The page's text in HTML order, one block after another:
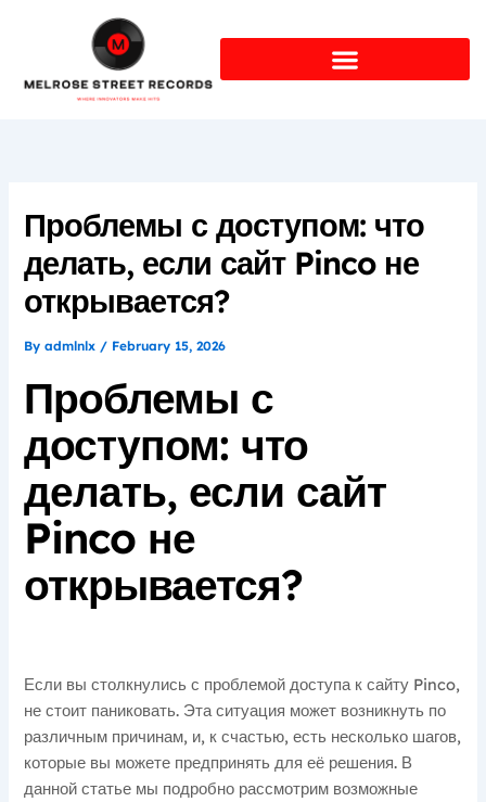
Проблемы с доступом: что
делать, если сайт Pinco не
открывается?
Byadmlnlx / February 15, 2026
Проблемы с
доступом: что
делать, если сайт
Pinco не
открывается?
Если вы столкнулись с проблемой доступа к сайту Pinco,
не стоит паниковать. Эта ситуация может возникнуть по
различным причинам, и, к счастью, есть несколько шагов,
которые вы можете предпринять для её решения. В
данной статье мы подробно рассмотрим возможные